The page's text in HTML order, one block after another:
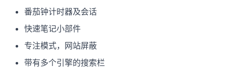
番茄钟计时器及会话
快速笔记小部件
专注模式，网站屏蔽
带有多个引擎的搜索栏